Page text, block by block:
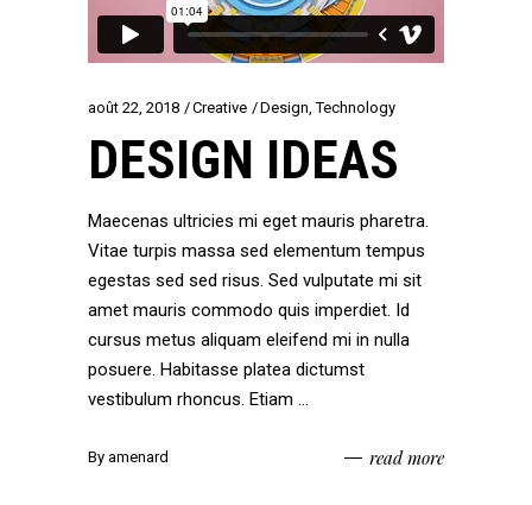
août 22, 2018 Creative Design,Technology
DESIGN IDEAS
Maecenas ultricies mi eget mauris pharetra.
Vitae turpis massa sed elementum tempus
egestas sed sed risus. Sed vulputate mi sit
amet mauris commodo quis imperdiet. Id
cursus metus aliquam eleifend mi in nulla
posuere. Habitasse platea dictumst
vestibulum rhoncus. Etiam
By amenard read more